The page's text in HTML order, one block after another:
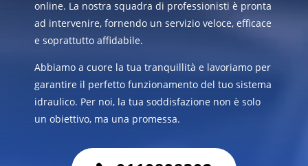
online. La nostra squadra di professionisti è pronta
ad intervenire, fornendo un servizio veloce, efficace
e soprattutto affidabile.
Abbiamo a cuore la tua tranquillità e lavoriamo per
garantire il perfetto funzionamento del tuo sistema
idraulico. Per noi, la tua soddisfazione non è solo
un obiettivo, ma una promessa.